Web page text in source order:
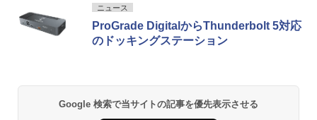
ニュース
ProGrade DigitalからThunderbolt 5対応
のドッキングステーション
Google 検索で当サイトの記事を優先表示させる